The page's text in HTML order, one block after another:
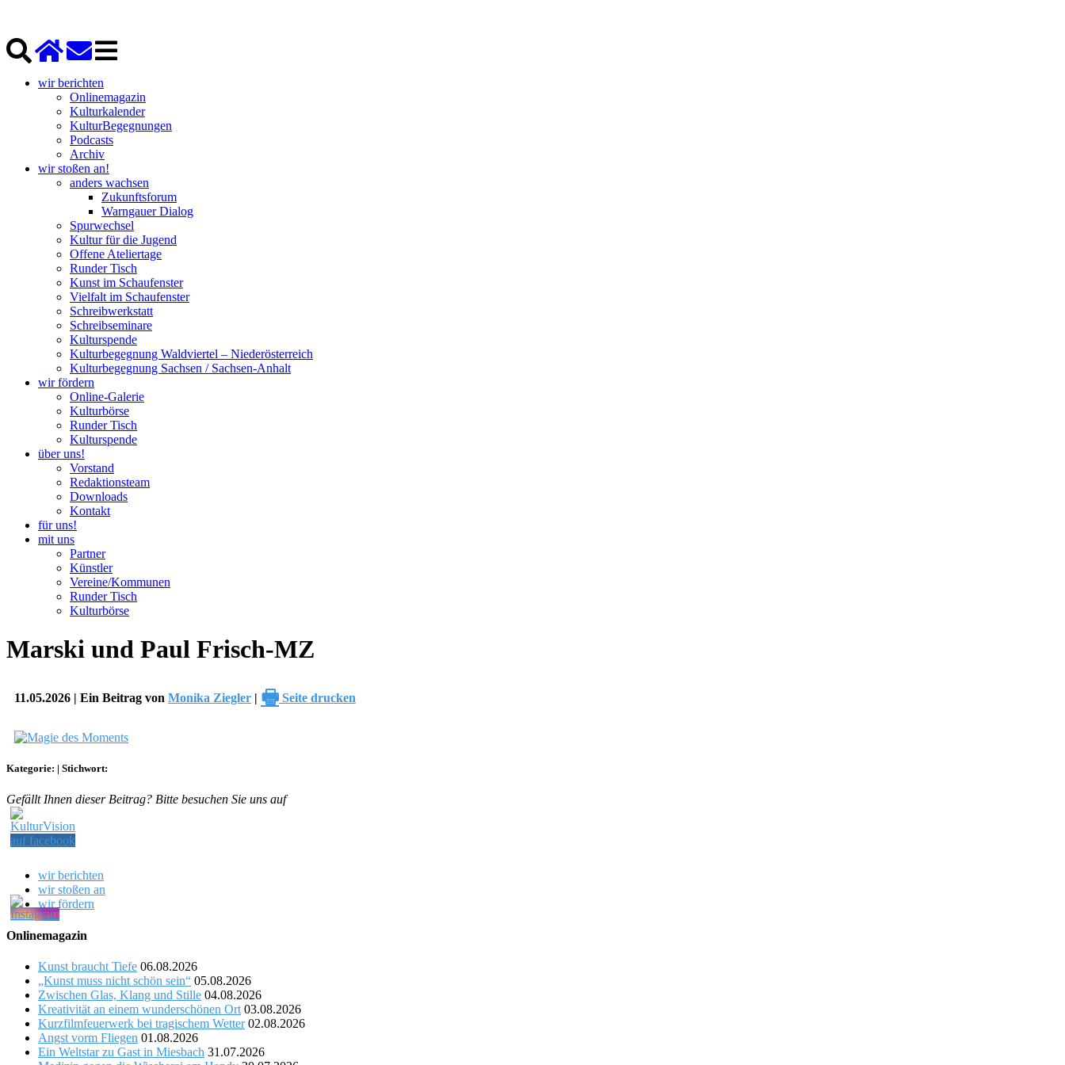
wir berichten
Onlinemagazin
Kulturkalender
KulturBegegnungen
Podcasts
Archiv
wir stoßen an!
anders wachsen
Zukunftsforum
Warngauer Dialog
Spurwechsel
Kultur für die Jugend
Offene Ateliertage
Runder Tisch
Kunst im Schaufenster
Vielfalt im Schaufenster
Schreibwerkstatt
Schreibseminare
Kulturspende
Kulturbegegnung Waldviertel – Niederösterreich
Kulturbegegnung Sachsen / Sachsen-Anhalt
wir fördern
Online-Galerie
Kulturbörse
Runder Tisch
Kulturspende
über uns!
Vorstand
Redaktionsteam
Downloads
Kontakt
für uns!
mit uns
Partner
Künstler
Vereine/Kommunen
Runder Tisch
Kulturbörse
Marski und Paul Frisch-MZ
11.05.2026 | Ein Beitrag von Monika Ziegler | 🖶 Seite drucken
Kategorie: | Stichwort:
Gefällt Ihnen dieser Beitrag? Bitte besuchen Sie uns auf
wir berichten
wir stoßen an
wir fördern
Onlinemagazin
Kunst braucht Tiefe 06.08.2026
„Kunst muss nicht schön sein“ 05.08.2026
Zwischen Glas, Klang und Stille 04.08.2026
Kreativität an einem wunderschönen Ort 03.08.2026
Kurzfilmfeuerwerk bei tragischem Wetter 02.08.2026
Angst vorm Fliegen 01.08.2026
Ein Weltstar zu Gast in Miesbach 31.07.2026